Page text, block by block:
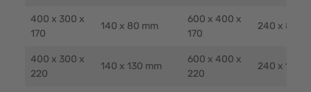
400 x 300 x
170
140 x 80 mm
600 x 400 x
170
240 x 80
400 x 300 x
220
140 x 130 mm
600 x 400 x
220
240 x 130